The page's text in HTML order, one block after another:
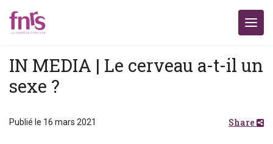
IN MEDIA | Le cerveau a-t-il un
sexe ?
Publié le 16 mars 2021 Share